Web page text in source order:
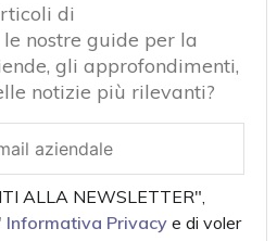
di
nostre guide per la
gli approfondimenti,
notizie più rilevanti?
ALLA NEWSLETTER",
Informativa Privacye di voler